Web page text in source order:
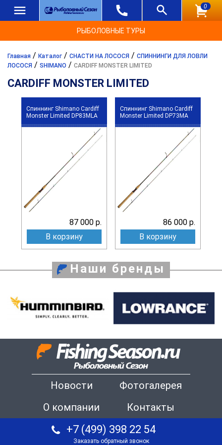
0
РЫБОЛОВНЫЕ ТУРЫ
Главная / Каталог / СНАСТИ НА ЛОСОСЯ / СПИННИНГИ ДЛЯ ЛОВЛИ
ЛОСОСЯ / SHIMANO / CARDIFF MONSTER LIMITED
CARDIFF MONSTER LIMITED
Спиннинг Shimano Cardiff
Monster Limited DP83MLA
87 000 р.
В корзину
Спиннинг Shimano Cardiff
Monster Limited DP73MA
86 000 р.
В корзину
Наши бренды
Новости
Фотогалерея
О компании
Контакты
+7 (499) 398 22 54
Заказать обратный звонок